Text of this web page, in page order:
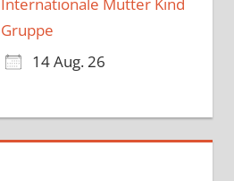
Internationale Mutter Kind
Gruppe
14 Aug. 26